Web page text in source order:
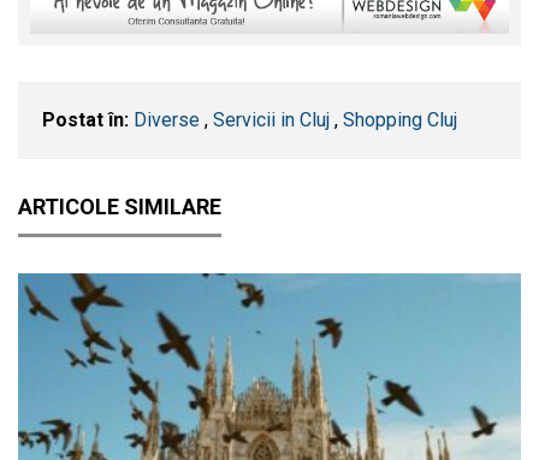
Postat în: Diverse , Servicii in Cluj , Shopping Cluj
ARTICOLE SIMILARE